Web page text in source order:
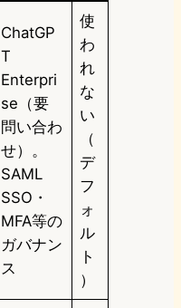
ChatGP
T
Enterpri
se（要
問い合わ
せ）。
SAML
SSO・
MFA等の
ガバナン
ス
使
わ
れ
な
い
（
デ
フ
ォ
ル
ト
）